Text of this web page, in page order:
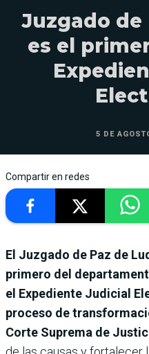
Juzgado de
es el
5 DE
Compartir en redes
El Juzgado de Paz de
primero del
el Expediente Judicial
proceso de
Corte Suprema de